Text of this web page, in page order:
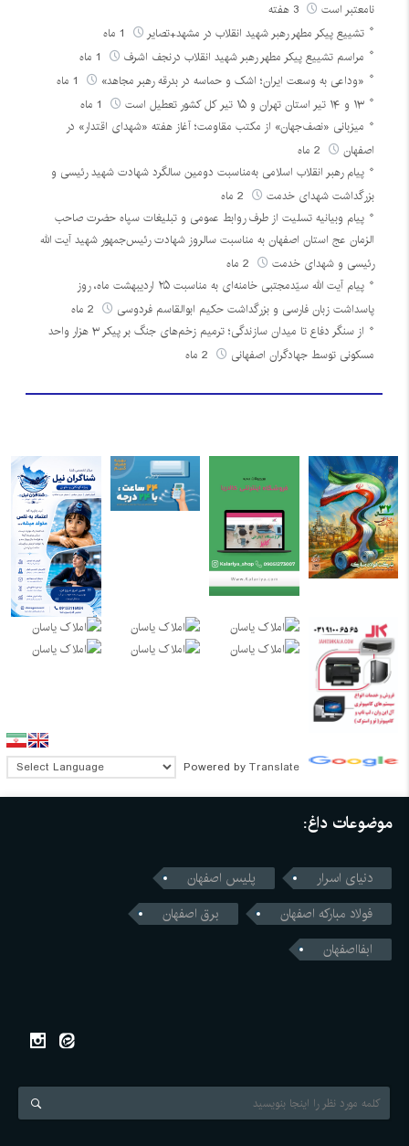
نامعتبر است
3 هفته
تشییع پیکر مطهر رهبر شهید انقلاب در مشهد+تصایر
مراسم تشییع پیکر مطهر رهبر شهید انقلاب درنجف اشرف
«وداعی به وسعت ایران؛ اشک و حماسه در بدرقه رهبر مجاهد»
۱۳ و ۱۴ تیر استان تهران و ۱۵ تیر کل کشور تعطیل است
میزبانی «نصف‌جهان» از مکتب مقاومت؛ آغاز هفته «شهدای اقتدار» در
اصفهان
پیام رهبر انقلاب اسلامی به‌مناسبت دومین سالگرد شهادت شهید رئیسی و
بزرگداشت شهدای خدمت
پیام وبیانیه تسلیت از طرف روابط عمومی و تبلیغات سپاه حضرت صاحب
الزمان عج استان اصفهان به مناسبت سالروز شهادت رئیس‌جمهور شهید آیت الله
رئیسی و شهدای خدمت
پیام آیت الله سیّدمجتبی خامنه‌ای به مناسبت ۲۵ اردیبهشت ماه، روز
پاسداشت زبان فارسی و بزرگداشت حکیم ابوالقاسم فردوسی
از سنگر دفاع تا میدان سازندگی؛ ترمیم زخم‌های جنگ بر پیکر ۳ هزار واحد
مسکونی توسط جهادگران اصفهانی
Powered by Translate
موضوعات داغ:
دنیای اسرار
پلیس اصفهان
فولاد مبارکه اصفهان
برق اصفهان
ابفااصفهان